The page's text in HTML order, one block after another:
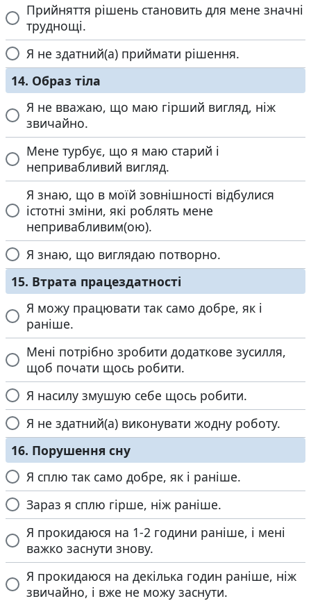
Прийняття рішень становить для мене значні
труднощі.
Я не здатний(а) приймати рішення.
14. Образ тіла
Я не вважаю, що маю гірший вигляд, ніж
звичайно.
Мене турбує, що я маю старий і
непривабливий вигляд.
Я знаю, що в моїй зовнішності відбулися
істотні зміни, які роблять мене
непривабливим(ою).
Я знаю, що виглядаю потворно.
15. Втрата працездатності
Я можу працювати так само добре, як і
раніше.
Мені потрібно зробити додаткове зусилля,
щоб почати щось робити.
Я насилу змушую себе щось робити.
Я не здатний(а) виконувати жодну роботу.
16. Порушення сну
Я сплю так само добре, як і раніше.
Зараз я сплю гірше, ніж раніше.
Я прокидаюся на 1-2 години раніше, і мені
важко заснути знову.
Я прокидаюся на декілька годин раніше, ніж
звичайно, і вже не можу заснути.